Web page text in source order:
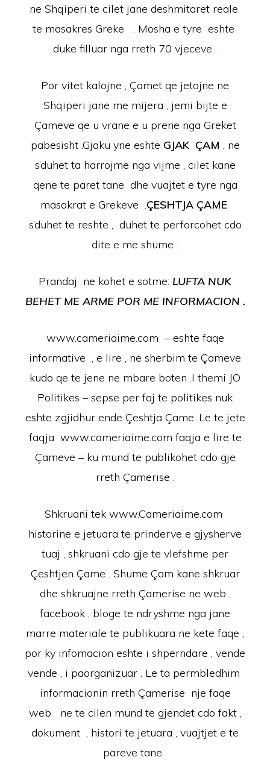
ne Shqiperi te cilet jane deshmitaret reale
te masakres Greke . Mosha e tyre eshte
duke filluar nga rreth 70 vjeceve .
Por vitet kalojne , Çamet qe jetojne ne
Shqiperi jane me mijera , jemi bijte e
Çameve qe u vrane e u prene nga Greket
pabesisht .Gjaku yne eshte GJAK ÇAM , ne
s’duhet ta harrojme nga vijme , cilet kane
qene te paret tane dhe vuajtet e tyre nga
masakrat e Grekeve .ÇESHTJA ÇAME
s’duhet te reshte , duhet te perforcohet cdo
dite e me shume .
Prandaj ne kohet e sotme: LUFTA NUK
BEHET ME ARME POR ME INFORMACION .
www.cameriaime.com – eshte faqe
informative , e lire , ne sherbim te Çameve
kudo qe te jene ne mbare boten .I themi JO
Politikes – sepse per faj te politikes nuk
eshte zgjidhur ende Çeshtja Çame .Le te jete
faqja www.cameriaime.com faqja e lire te
Çameve – ku mund te publikohet cdo gje
rreth Çamerise .
Shkruani tek www.Cameriaime.com
historine e jetuara te prinderve e gjysherve
tuaj , shkruani cdo gje te vlefshme per
Çeshtjen Çame . Shume Çam kane shkruar
dhe shkruajne rreth Çamerise ne web ,
facebook , bloge te ndryshme nga jane
marre materiale te publikuara ne kete faqe ,
por ky infomacion eshte i shperndare , vende
vende , i paorganizuar . Le ta permbledhim
informacionin rreth Çamerise nje faqe
web ne te cilen mund te gjendet cdo fakt ,
dokument , histori te jetuara , vuajtjet e te
pareve tane .